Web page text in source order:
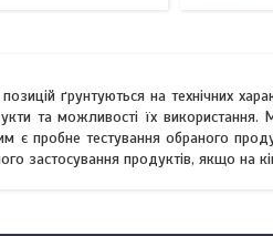
ґрунтуються на технічних
та можливості їх
є пробне тестування обраного
застосування продуктів, якщо